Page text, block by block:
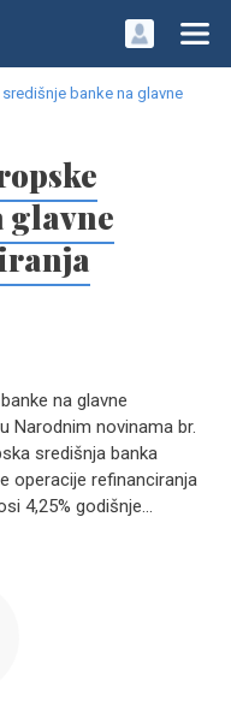
banke na glavne
glavne
na glavne
Narodnim novinama br.
središnja banka
operacije refinanciranja
4,25% godišnje...